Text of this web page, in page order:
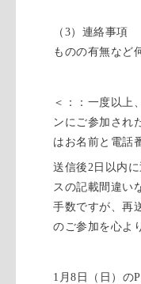
（3）連絡事
ものの有無など
＜：：一度以上
ンにご参加され
はお名前と電話
送信後2日以内
スの記載間違い
手数ですが、再
のご参加を心よ
1月8日（日）の